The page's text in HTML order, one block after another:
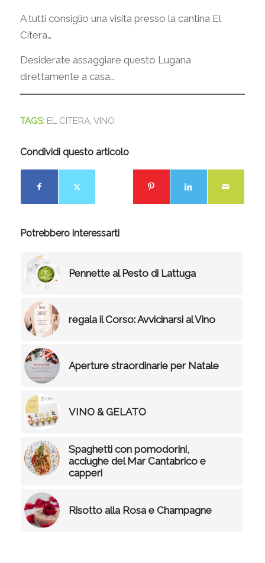
A tutti consiglio una visita presso la cantina El
Citera…
Desiderate assaggiare questo Lugana
direttamente a casa…
TAGS: EL CITERA, VINO
Condividi questo articolo
Potrebbero interessarti
Pennette al Pesto di Lattuga
regala il Corso: Avvicinarsi al Vino
Aperture straordinarie per Natale
VINO & GELATO
Spaghetti con pomodorini,
acciughe del Mar Cantabrico e
capperi
Risotto alla Rosa e Champagne